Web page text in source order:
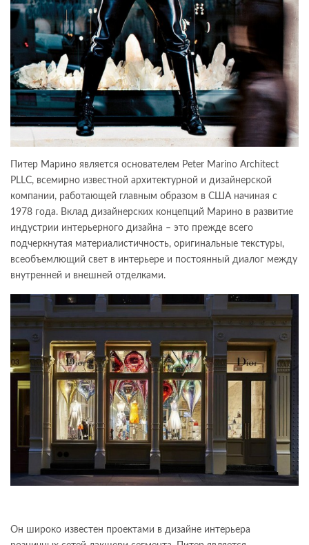
Питер Марино является основателем Peter Marino Architect
PLLC, всемирно известной архитектурной и дизайнерской
компании, работающей главным образом в США начиная с
1978 года. Вклад дизайнерских концепций Марино в развитие
индустрии интерьерного дизайна – это прежде всего
подчеркнутая материалистичность, оригинальные текстуры,
всеобъемлющий свет в интерьере и постоянный диалог между
внутренней и внешней отделками.
Он широко известен проектами в дизайне интерьера